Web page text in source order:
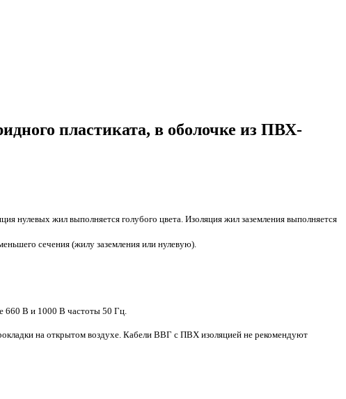
пластиката, в оболочке из ПВХ-
нулевых жил выполняется голубого цвета. Изоляция жил заземления выполняется
сечения (жилу заземления или нулевую).
660 В и 1000 В частоты 50 Гц.
на открытом воздухе. Кабели ВВГ с ПВХ изоляцией не рекомендуют